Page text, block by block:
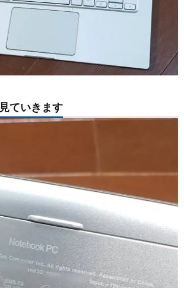
ていきます